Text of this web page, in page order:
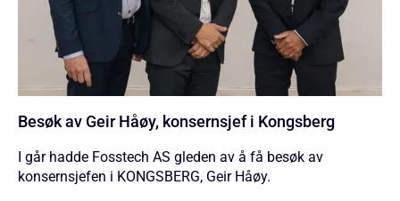
Besøk av Geir Håøy, konsernsjef i Kongsberg
I går hadde Fosstech AS gleden av å få besøk av
konsernsjefen i KONGSBERG, Geir Håøy.